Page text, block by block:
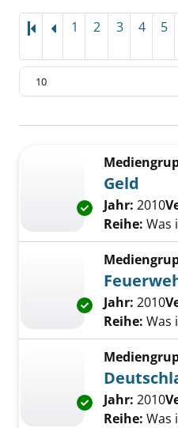
1 2 3 4 5
Zu den Suchfiltern springen
Exemplar-
Geld
Suche
Jahr: 2010
Reihe: Was
Exemplar-
Suche
Jahr: 2010
Reihe: Was
Exemplar-
Suche
Jahr: 2010
Reihe: Was